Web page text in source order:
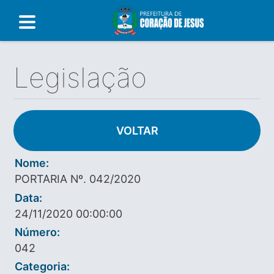
Legislação
VOLTAR
Nome:
PORTARIA Nº. 042/2020
Data:
24/11/2020 00:00:00
Número:
042
Categoria: